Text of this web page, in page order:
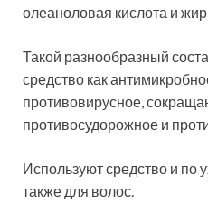
олеаноловая кислота и
Такой разнообразный
средство как
противовирусное,
противосудорожное и
Используют средство и по
также для волос.